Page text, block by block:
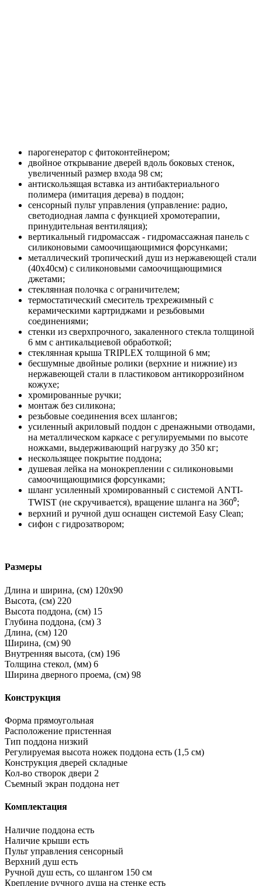
парогенератор с фитоконтейнером;
двойное открывание дверей вдоль боковых стенок,
увеличенный размер входа 98 см;
антискользящая вставка из антибактериального
полимера (имитация дерева) в поддон;
сенсорный пульт управления (управление: радио,
светодиодная лампа с функцией хромотерапии,
принудительная вентиляция);
вертикальный гидромассаж - гидромассажная панель с
силиконовыми самоочищающимися форсунками;
металлический тропический душ из нержавеющей стали
(40x40см) с силиконовыми самоочищающимися
джетами;
стеклянная полочка с ограничителем;
термостатический смеситель трехрежимный с
керамическими картриджами и резьбовыми
соединениями;
стенки из сверхпрочного, закаленного стекла толщиной
6 мм с антикальциевой обработкой;
стеклянная крыша TRIPLEX толщиной 6 мм;
бесшумные двойные ролики (верхние и нижние) из
нержавеющей стали в пластиковом антикоррозийном
кожухе;
хромированные ручки;
монтаж без силикона;
резьбовые соединения всех шлангов;
усиленный акриловый поддон с дренажными отводами,
на металлическом каркасе с регулируемыми по высоте
ножками, выдерживающий нагрузку до 350 кг;
нескользящее покрытие поддона;
душевая лейка на монокреплении с силиконовыми
самоочищающимися форсунками;
шланг усиленный хромированный с системой ANTI-
TWIST (не скручивается), вращение шланга на 360⁰;
верхний и ручной душ оснащен системой Easy Clean;
сифон с гидрозатвором;
Размеры
Длина и ширина, (см) 120x90
Высота, (см) 220
Высота поддона, (см) 15
Глубина поддона, (см) 3
Длина, (см) 120
Ширина, (см) 90
Внутренняя высота, (см) 196
Толщина стекол, (мм) 6
Ширина дверного проема, (см) 98
Конструкция
Форма прямоугольная
Расположение пристенная
Тип поддона низкий
Регулируемая высота ножек поддона есть (1,5 см)
Конструкция дверей складные
Кол-во створок двери 2
Съемный экран поддона нет
Комплектация
Наличие поддона есть
Наличие крыши есть
Пульт управления сенсорный
Верхний душ есть
Ручной душ есть, со шлангом 150 см
Крепление ручного душа на стенке есть